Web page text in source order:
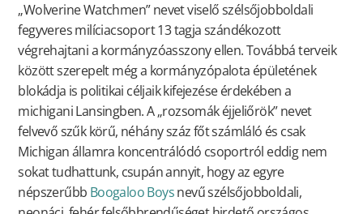
„Wolverine Watchmen” nevet viselő szélsőjobboldali
fegyveres milíciacsoport 13 tagja szándékozott
végrehajtani a kormányzóasszony ellen. Továbbá terveik
között szerepelt még a kormányzópalota épületének
blokádja is politikai céljaik kifejezése érdekében a
michigani Lansingben. A „rozsomák éjjeliőrök” nevet
felvevő szűk körű, néhány száz főt számláló és csak
Michigan államra koncentrálódó csoportról eddig nem
sokat tudhattunk, csupán annyit, hogy az egyre
népszerűbb Boogaloo Boysnevű szélsőjobboldali,